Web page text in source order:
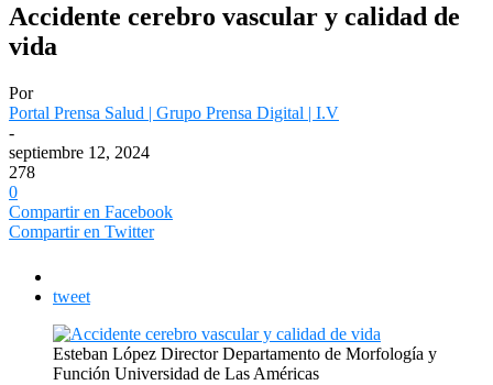
Accidente cerebro vascular y calidad de
vida
Por
Portal Prensa Salud | Grupo Prensa Digital | I.V
-
septiembre 12, 2024
278
0
Compartir en Facebook
Compartir en Twitter
tweet
Esteban López Director Departamento de Morfología y
Función Universidad de Las Américas